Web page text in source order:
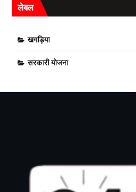
लेबल
खगड़िया
सरकारी योजना